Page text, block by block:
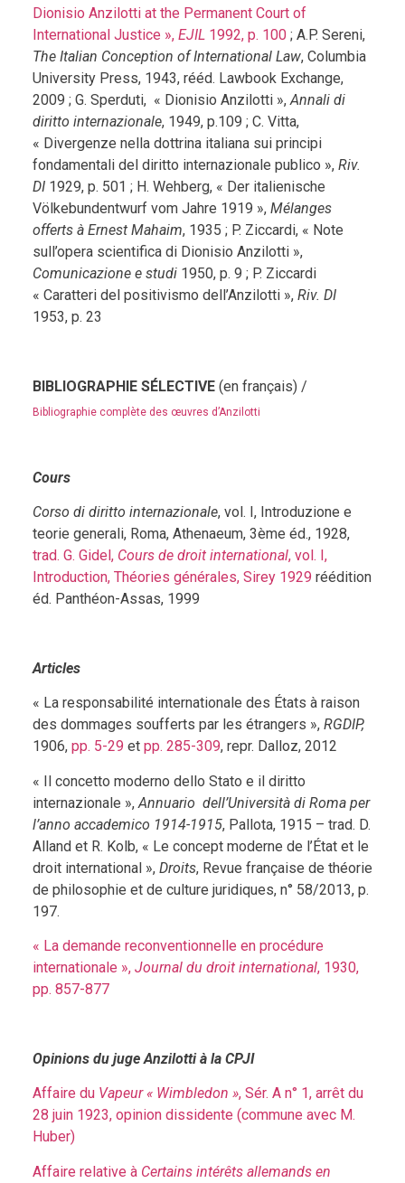
Dionisio Anzilotti at the Permanent Court of
International Justice », EJIL1992, p. 100; A.P. Sereni,
The Italian Conception of International Law, Columbia
University Press, 1943, rééd. Lawbook Exchange,
2009 ; G. Sperduti, « Dionisio Anzilotti »,Annali di
diritto internazionale, 1949, p.109 ; C. Vitta,
« Divergenze nella dottrina italiana sui principi
fondamentali del diritto internazionale publico », Riv.
DI1929, p. 501 ; H. Wehberg, « Der italienische
Völkebundentwurf vom Jahre 1919 », Mélanges
offerts à Ernest Mahaim, 1935 ; P. Ziccardi, « Note
sull’opera scientifica di Dionisio Anzilotti »,
Comunicazione e studi1950, p. 9 ; P. Ziccardi
« Caratteri del positivismo dell’Anzilotti », Riv. DI
1953, p. 23
BIBLIOGRAPHIE SÉLECTIVE (en français) /
Bibliographie complète des œuvres d’Anzilotti
Cours
Corso di diritto internazionale, vol. I, Introduzione e
teorie generali, Roma, Athenaeum, 3ème éd., 1928,
trad. G. Gidel, Cours de droit international, vol. I,
Introduction, Théories générales, Sirey 1929 réédition
éd. Panthéon-Assas, 1999
Articles
« La responsabilité internationale des États à raison
des dommages soufferts par les étrangers », RGDIP,
1906, pp. 5-29 et pp. 285-309, repr. Dalloz, 2012
« Il concetto moderno dello Stato e il diritto
internazionale », Annuario dell’Università di Roma per
l’anno accademico 1914-1915, Pallota, 1915 – trad. D.
Alland et R. Kolb, « Le concept moderne de l’État et le
droit international », Droits, Revue française de théorie
de philosophie et de culture juridiques, n° 58/2013, p.
197.
« La demande reconventionnelle en procédure
internationale », Journal du droit international, 1930,
pp. 857-877
Opinions du juge Anzilotti à la CPJI
Affaire du Vapeur « Wimbledon », Sér. A n° 1, arrêt du
28 juin 1923, opinion dissidente (commune avec M.
Huber)
Affaire relative à Certains intérêts allemands en